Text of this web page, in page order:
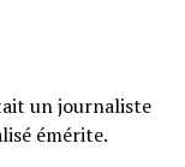
un journaliste
émérite.